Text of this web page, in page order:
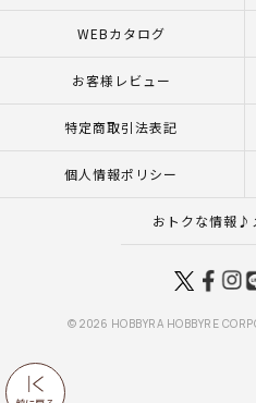
WEBカタログ
お客様レビュー
特定商取引法表記
個人情報ポリシー
おトクな情報♪
© 2026 HOBBYRA HOBBYRE